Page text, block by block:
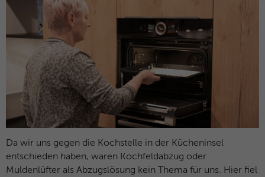
Da wir uns gegen die Kochstelle in der Kücheninsel
entschieden haben, waren Kochfeldabzug oder
Muldenlüfter als Abzugslösung kein Thema für uns. Hier fiel